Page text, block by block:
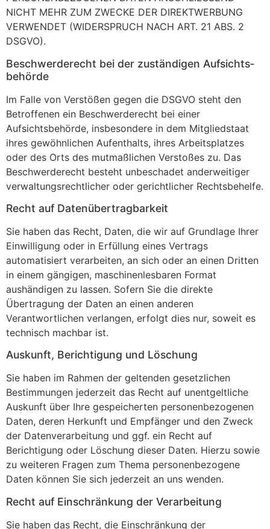
NICHT MEHR ZUM ZWECKE DER DIREKTWERBUNG
VERWENDET (WIDERSPRUCH NACH ART. 21 ABS. 2
DSGVO).
Beschwerde­recht bei der zuständigen Aufsichts­
behörde
Im Falle von Verstößen gegen die DSGVO steht den
Betroffenen ein Beschwerderecht bei einer
Aufsichtsbehörde, insbesondere in dem Mitgliedstaat
ihres gewöhnlichen Aufenthalts, ihres Arbeitsplatzes
oder des Orts des mutmaßlichen Verstoßes zu. Das
Beschwerderecht besteht unbeschadet anderweitiger
verwaltungsrechtlicher oder gerichtlicher Rechtsbehelfe.
Recht auf Daten­übertrag­barkeit
Sie haben das Recht, Daten, die wir auf Grundlage Ihrer
Einwilligung oder in Erfüllung eines Vertrags
automatisiert verarbeiten, an sich oder an einen Dritten
in einem gängigen, maschinenlesbaren Format
aushändigen zu lassen. Sofern Sie die direkte
Übertragung der Daten an einen anderen
Verantwortlichen verlangen, erfolgt dies nur, soweit es
technisch machbar ist.
Auskunft, Berichtigung und Löschung
Sie haben im Rahmen der geltenden gesetzlichen
Bestimmungen jederzeit das Recht auf unentgeltliche
Auskunft über Ihre gespeicherten personenbezogenen
Daten, deren Herkunft und Empfänger und den Zweck
der Datenverarbeitung und ggf. ein Recht auf
Berichtigung oder Löschung dieser Daten. Hierzu sowie
zu weiteren Fragen zum Thema personenbezogene
Daten können Sie sich jederzeit an uns wenden.
Recht auf Einschränkung der Verarbeitung
Sie haben das Recht, die Einschränkung der